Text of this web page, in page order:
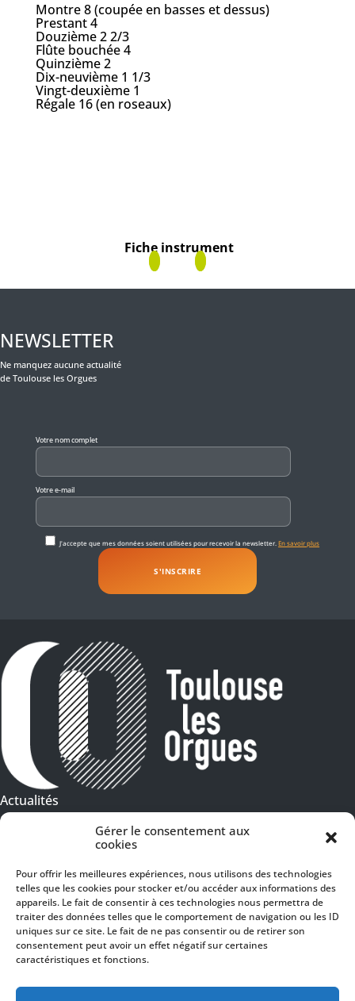
Gérer le consentement aux
cookies
Pour offrir les meilleures expériences, nous utilisons des technologies
telles que les cookies pour stocker et/ou accéder aux informations des
appareils. Le fait de consentir à ces technologies nous permettra de
traiter des données telles que le comportement de navigation ou les ID
uniques sur ce site. Le fait de ne pas consentir ou de retirer son
consentement peut avoir un effet négatif sur certaines
caractéristiques et fonctions.
Montre 8 (coupée en basses et dessus)
Prestant 4
Douzième 2 2/3
Flûte bouchée 4
Quinzième 2
Dix-neuvième 1 1/3
Vingt-deuxième 1
Régale 16 (en roseaux)
Fiche instrument
NEWSLETTER
Ne manquez aucune actualité
de Toulouse les Orgues
Votre nom complet
Votre e-mail
J'accepte que mes données soient utilisées pour recevoir la newsletter.En savoir plus
Actualités
Presse
Programme PDF
Billetterie
Recrutement
Mentions légales
Politique de confidentialité